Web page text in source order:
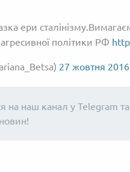
ери
політики РФ
27 жовтня
на наш канал у Telegram